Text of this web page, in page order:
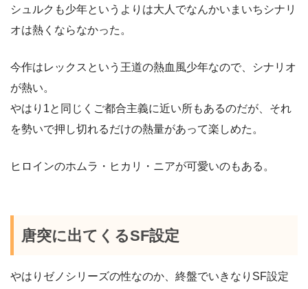
シュルクも少年というよりは大人でなんかいまいちシナリ
オは熱くならなかった。
今作はレックスという王道の熱血風少年なので、シナリオ
が熱い。
やはり1と同じくご都合主義に近い所もあるのだが、それ
を勢いで押し切れるだけの熱量があって楽しめた。
ヒロインのホムラ・ヒカリ・ニアが可愛いのもある。
唐突に出てくるSF設定
やはりゼノシリーズの性なのか、終盤でいきなりSF設定